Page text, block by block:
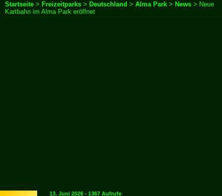
Startseite > Freizeitparks > Deutschland > Alma Park > News > Neue
Kartbahn im Alma Park eröffnet
13. Juni 2026 - 1367 Aufrufe